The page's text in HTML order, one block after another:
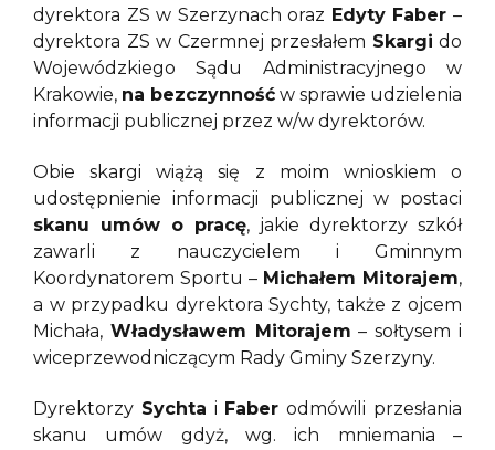
dyrektora ZS w Szerzynach oraz Edyty Faber –
dyrektora ZS w Czermnej przesłałem Skargi do
Wojewódzkiego Sądu Administracyjnego w
Krakowie, na bezczynność w sprawie udzielenia
informacji publicznej przez w/w dyrektorów.
Obie skargi wiążą się z moim wnioskiem o
udostępnienie informacji publicznej w postaci
skanu umów o pracę, jakie dyrektorzy szkół
zawarli z nauczycielem i Gminnym
Koordynatorem Sportu – Michałem Mitorajem,
a w przypadku dyrektora Sychty, także z ojcem
Michała, Władysławem Mitorajem – sołtysem i
wiceprzewodniczącym Rady Gminy Szerzyny.
Dyrektorzy Sychta i Faber odmówili przesłania
skanu umów gdyż, wg. ich mniemania –